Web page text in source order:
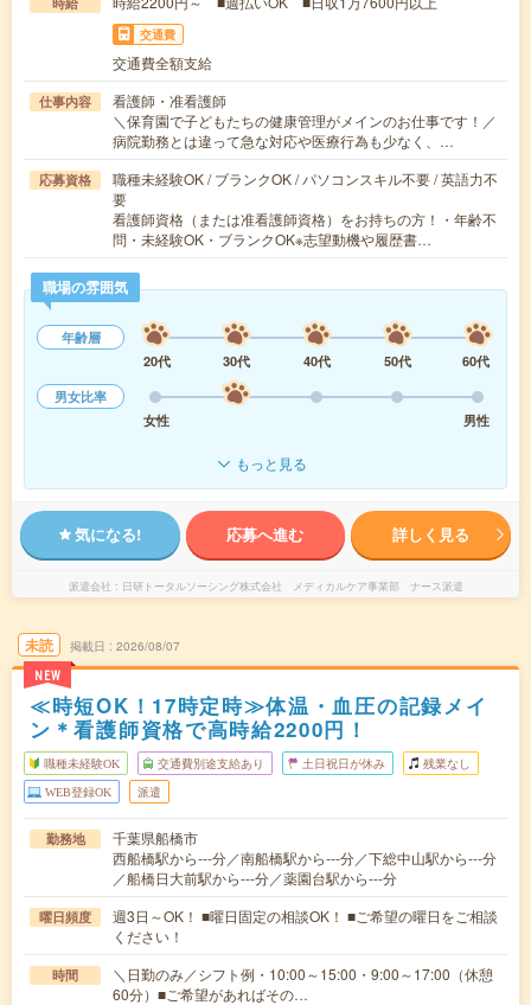
交通費
交通費全額支給
仕事内容
看護師・准看護師
＼保育園で子どもたちの健康管理がメインのお仕事です！／
病院勤務とは違って急な対応や医療行為も少なく、…
応募資格
職種未経験OK / ブランクOK / パソコンスキル不要 / 英語力不
要
看護師資格（または准看護師資格）をお持ちの方！・年齢不
問・未経験OK・ブランクOK※志望動機や履歴書…
職場の雰囲気
年齢層
20代
30代 40代 50代
60代
男女比率
女性
男性
もっと見る
気になる! 応募へ進む 詳しく見る
派遣会社 日研トータルソーシング株式会社 メディカルケア事業部 ナース派遣
未読
NEW
掲載日 2026/08/07
≪時短OK！17時定時≫体温・血圧の記録メイ
ン＊看護師資格で高時給2200円！
職種未経験OK 交通費別途支給あり 土日祝日が休み 残業なし
WEB登録OK 派遣
勤務地
千葉県船橋市
西船橋駅から---分／南船橋駅から---分／下総中山駅から---分
／船橋日大前駅から---分／薬園台駅から---分
曜日頻度
週3日～OK！ ■曜日固定の相談OK！ ■ご希望の曜日をご相談
ください！
時間
＼日勤のみ／シフト例・10:00～15:00・9:00～17:00（休憩
60分）■ご希望があればその…